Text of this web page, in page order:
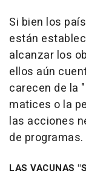
Si bien los
están
alcanzar los
ellos aún
carecen de la
matices o la
las acciones
de programas.
LAS VACUNAS